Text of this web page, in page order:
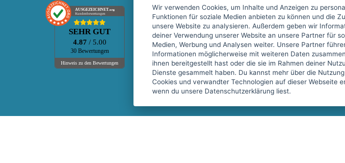
AUSGEZEICHNET.org
Kundenbewertungen
SEHR GUT
4.87 / 5.00
30 Bewertungen
Hinweis zu den Bewertungen
Marktplatz
Kontakt
Preise Marktplatz
FAQ Marktplatz
Über uns
Werbebuchungen
Rechtliches
Impressum
AGB
Datenschutz
Sicherheit
Top-Inserat kündigen
Wir verwenden Cookies, um Inhalte und Anzeigen zu
Funktionen für soziale Medien anbieten zu können und die
unsere Website zu analysieren. Außerdem geben wir
deiner Verwendung unserer Website an unsere Partner für
Medien, Werbung und Analysen weiter. Unsere Partner
Informationen möglicherweise mit weiteren Daten
ihnen bereitgestellt hast oder die sie im Rahmen deiner
Dienste gesammelt haben. Du kannst mehr über die
Cookies und verwandter Technologien auf dieser Webseite
wenn du unsere Datenschutzerklärung liest.